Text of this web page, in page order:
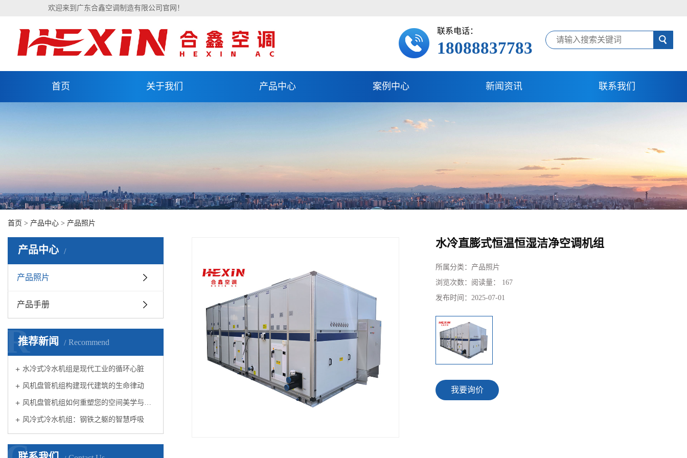
欢迎来到广东合鑫空调制造有限公司官网！
联系电话：
18088837783
首页 关于我们 产品中心 案例中心 新闻资讯 联系我们
首页 > 产品中心 > 产品照片
产品中心
产品照片
产品手册
推荐新闻 Recommend
R
水冷式冷水机组是现代工业的循环心脏
风机盘管机组构建现代建筑的生命律动
风机盘管机组如何重塑您的空间美学与舒适体验
风冷式冷水机组：钢铁之躯的智慧呼吸
水冷直膨式恒温恒湿洁净空调机组
所属分类： 产品照片
浏览次数： 阅读量： 167
发布时间： 2025-07-01
我要询价